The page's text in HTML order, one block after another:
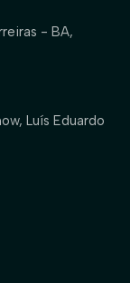
- BA,
Luís Eduardo